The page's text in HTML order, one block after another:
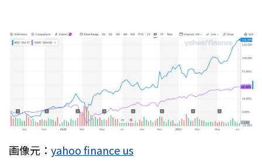
画像元： yahoo finance us